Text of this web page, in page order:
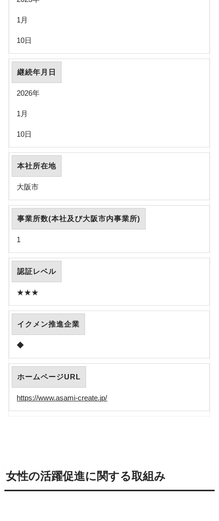
1月
10日
継続年月日
2026年
1月
10日
本社所在地
大阪市
事業所数(本社及び大阪市内事業所)
1
認証レベル
★★★
イクメン推進企業
◆
ホームページURL
https://www.asami-create.jp/
女性の活躍促進に関する取組み